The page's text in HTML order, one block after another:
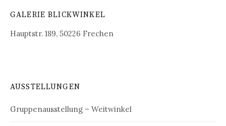
GALERIE BLICKWINKEL
Hauptstr. 189, 50226 Frechen
AUSSTELLUNGEN
Gruppenausstellung – Weitwinkel